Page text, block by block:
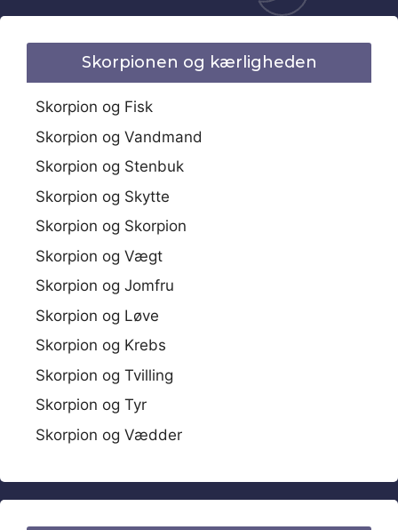
Skorpionen og kærligheden
Skorpion og Fisk
Skorpion og Vandmand
Skorpion og Stenbuk
Skorpion og Skytte
Skorpion og Skorpion
Skorpion og Vægt
Skorpion og Jomfru
Skorpion og Løve
Skorpion og Krebs
Skorpion og Tvilling
Skorpion og Tyr
Skorpion og Vædder